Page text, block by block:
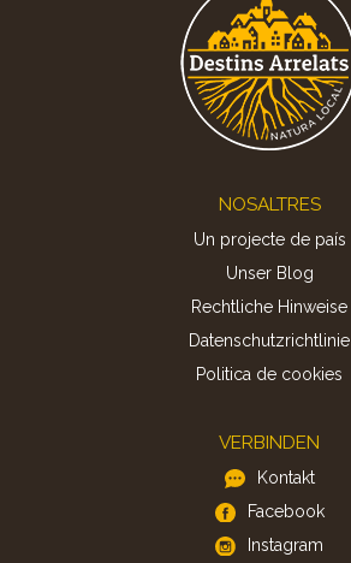
NOSALTRES
Un projecte de país
Unser Blog
Rechtliche Hinweise
Datenschutzrichtlinie
Politica de cookies
VERBINDEN
Kontakt
Facebook
Instagram